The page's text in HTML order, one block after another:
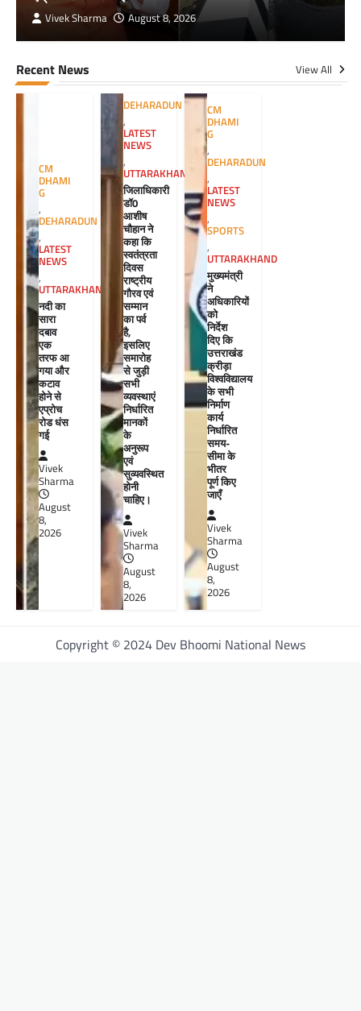
Vivek Sharma August 8, 2026
Recent News View All
CM
DHAMI
G
,
DEHARADUN
,
LATEST
NEWS
,
UTTARAKHAND
नदी का
सारा
दबाव
एक
तरफ आ
गया और
कटाव
होने से
एप्रोच
रोड धंस
गई
Vivek
Sharma
August
8,
2026
DEHARADUN
,
LATEST
NEWS
,
UTTARAKHAND
जिलाधिकारी
डॉ0
आशीष
चौहान ने
कहा कि
स्वतंत्रता
दिवस
राष्ट्रीय
गौरव एवं
सम्मान
का पर्व
है,
इसलिए
समारोह
से जुड़ी
सभी
व्यवस्थाएं
निर्धारित
मानकों
के
अनुरूप
एवं
सुव्यवस्थित
होनी
चाहिए।
Vivek
Sharma
August
8,
2026
CM
DHAMI
G
,
DEHARADUN
,
LATEST
NEWS
,
SPORTS
,
UTTARAKHAND
मुख्यमंत्री
ने
अधिकारियों
को
निर्देश
दिए कि
उत्तराखंड
क्रीड़ा
विश्वविद्यालय
के सभी
निर्माण
कार्य
निर्धारित
समय-
सीमा के
भीतर
पूर्ण किए
जाएँ
Vivek
Sharma
August
8,
2026
Copyright © 2024 Dev Bhoomi National News